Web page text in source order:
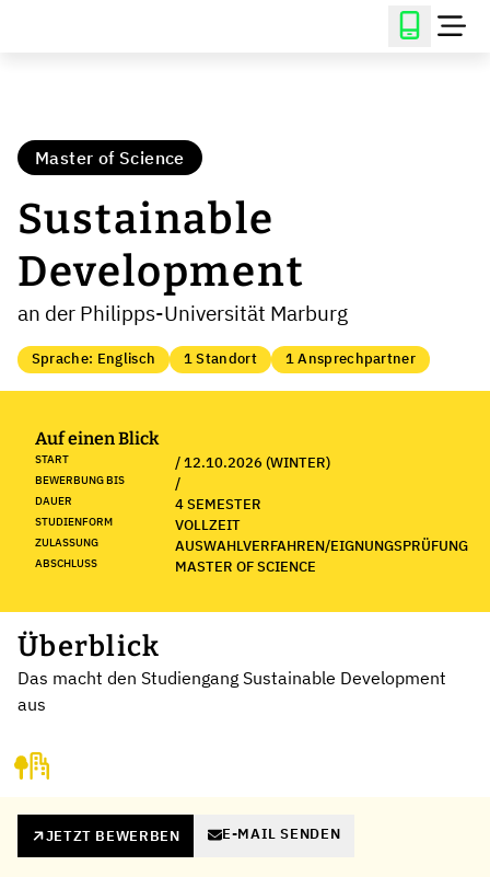
Master of Science
Sustainable
Development
an der Philipps-Universität Marburg
Sprache: Englisch 1 Standort 1 Ansprechpartner
Auf einen Blick
START / 12.10.2026 (WINTER)
BEWERBUNG BIS /
DAUER 4 SEMESTER
STUDIENFORM VOLLZEIT
ZULASSUNG AUSWAHLVERFAHREN/EIGNUNGSPRÜFUNG
ABSCHLUSS MASTER OF SCIENCE
Überblick
Das macht den Studiengang Sustainable Development
aus
JETZT BEWERBEN E-MAIL SENDEN